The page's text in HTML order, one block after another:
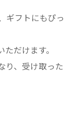
ギフトにもぴっ
だけます。
り、受け取った